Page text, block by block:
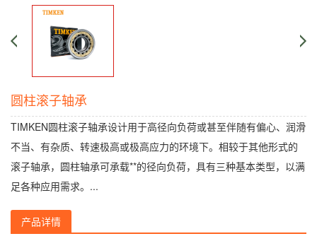
圆柱滚子轴承
TIMKEN圆柱滚子轴承设计用于高径向负荷或甚至伴随有偏心、润滑
不当、有杂质、转速极高或极高应力的环境下。相较于其他形式的
滚子轴承，圆柱轴承可承载**的径向负荷，具有三种基本类型，以满
足各种应用需求。...
产品详情